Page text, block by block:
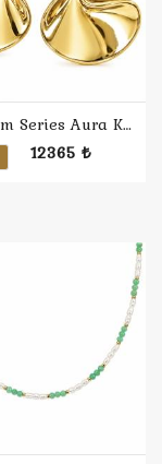
Premium Series Aura Küpe
12365 ₺